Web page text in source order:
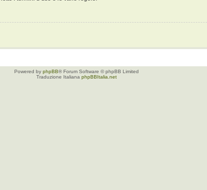
Powered by phpBB® Forum Software © phpBB Limited
Traduzione Italiana phpBBItalia.net